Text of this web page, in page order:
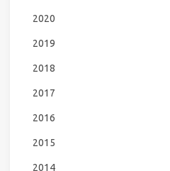
2020
2019
2018
2017
2016
2015
2014